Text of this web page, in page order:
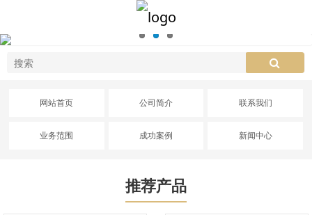
网站首页 公司简介 联系我们
业务范围 成功案例 新闻中心
推荐产品